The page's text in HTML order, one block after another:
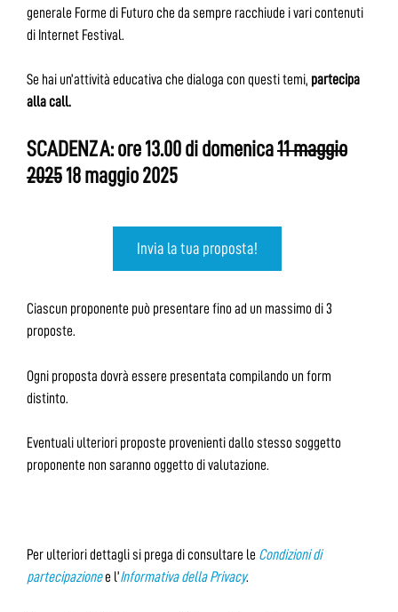
generale Forme di Futuro che da sempre racchiude i vari contenuti
di Internet Festival.
Se hai un’attività educativa che dialoga con questi temi, partecipa
alla call.
SCADENZA: ore 13.00 di domenica11 maggio
2025 18 maggio 2025
Invia la tua proposta!
Ciascun proponente può presentare fino ad un massimo di 3
proposte.
Ogni proposta dovrà essere presentata compilando un form
distinto.
Eventuali ulteriori proposte provenienti dallo stesso soggetto
proponente non saranno oggetto di valutazione.
Per ulteriori dettagli si prega di consultare le Condizioni di
partecipazionee l’Informativa della Privacy.